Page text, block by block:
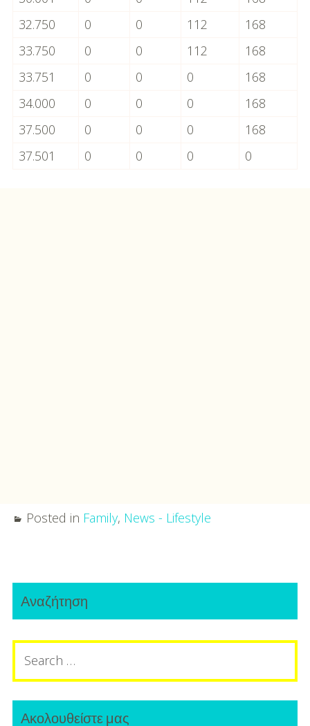
32.750
0 0 112
168
33.750
0 0 112
168
33.751
0 0 0
168
34.000
0 0 0
168
37.500
0 0 0
168
37.501
0 0 0 0
Posted in Family, News - Lifestyle
navigation
Primary
Sidebar
Αναζήτηση
Search
for:
Ακολουθείστε μας